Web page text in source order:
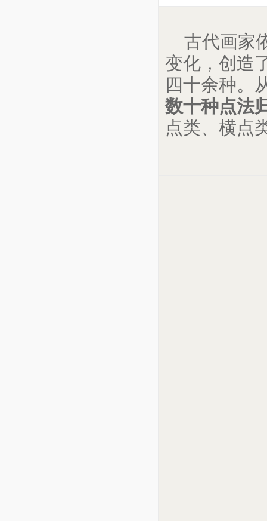
古代画家
变化，创造
四十余种。
数十种点法
点类、横点